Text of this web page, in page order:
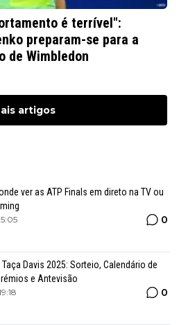
é terrível":
preparam-se para a
de Wimbledon
artigos
ver as ATP Finals em direto na TV ou
0
Taça Davis 2025: Sorteio, Calendário de
e Antevisão
0